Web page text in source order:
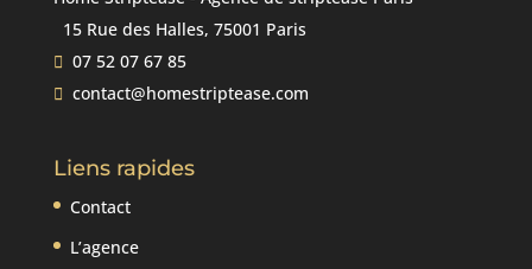
15 Rue des Halles, 75001 Paris
07 52 07 67 85
contact@homestriptease.com
Liens rapides
Contact
L’agence